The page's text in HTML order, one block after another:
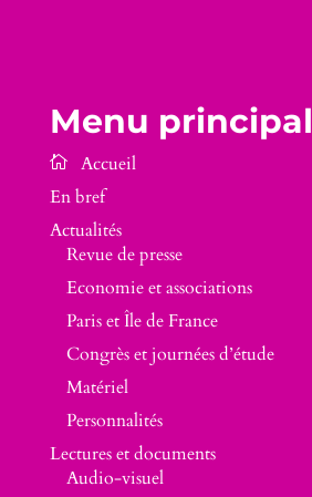
Menu principal
En bref
Actualités
Revue de presse
Economie et associations
Paris et Île de France
Congrès et journées d’étude
Matériel
Personnalités
Lectures et documents
Audio-visuel